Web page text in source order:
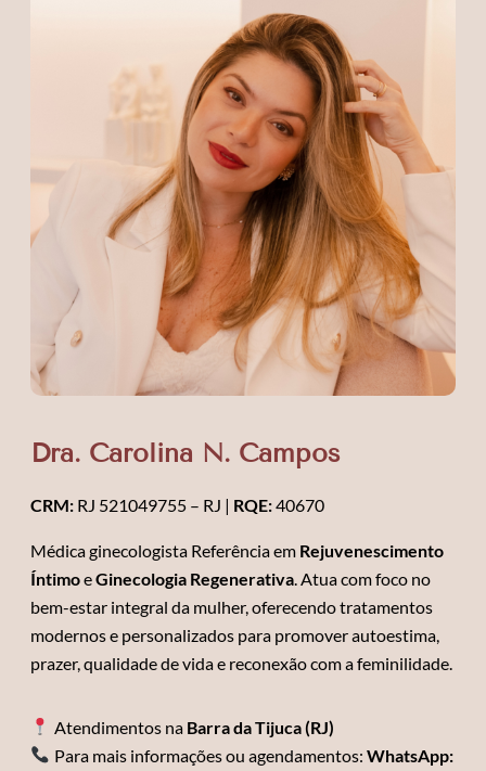
Dra. Carolina N. Campos
CRM: RJ 521049755 – RJ | RQE:40670
Médica ginecologista Referência em Rejuvenescimento
ÍntimoeGinecologia Regenerativa. Atua com foco no
bem-estar integral da mulher, oferecendo tratamentos
modernos e personalizados para promover autoestima,
prazer, qualidade de vida e reconexão com a feminilidade.
Atendimentos na Barra da Tijuca (RJ)
Para mais informações ou agendamentos: WhatsApp: